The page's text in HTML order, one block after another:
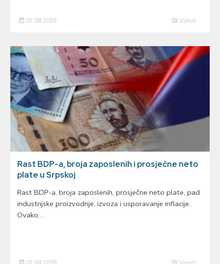
07.08.2026 Vijesti
Rast BDP-a, broja zaposlenih i prosječne neto
plate u Srpskoj
Rast BDP-a, broja zaposlenih, prosječne neto plate, pad
industrijske proizvodnje, izvoza i usporavanje inflacije.
Ovako…
07.08.2026 Vijesti